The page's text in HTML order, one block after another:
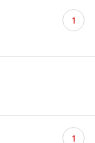
댓
글 1
댓
1